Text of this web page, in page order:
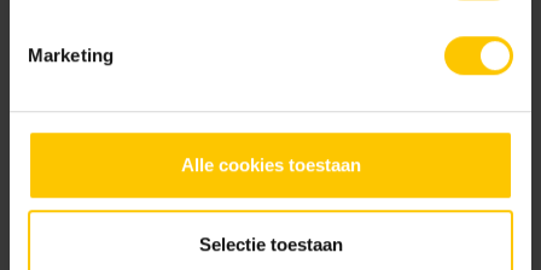
Marketing
Alle cookies toestaan
Selectie toestaan
Pour favoriser la croissance du gazon, nous
substrat, puis de balayer les rainures pour les vider. Cela
évite que l'herbe jeune qui pousse ne soit immédiatement
inondée ou écrasée. Vous pouvez semer les pavés NCB
surface pavée est directement praticable pour la circulation